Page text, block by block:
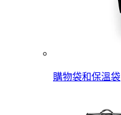
購物袋和保溫袋